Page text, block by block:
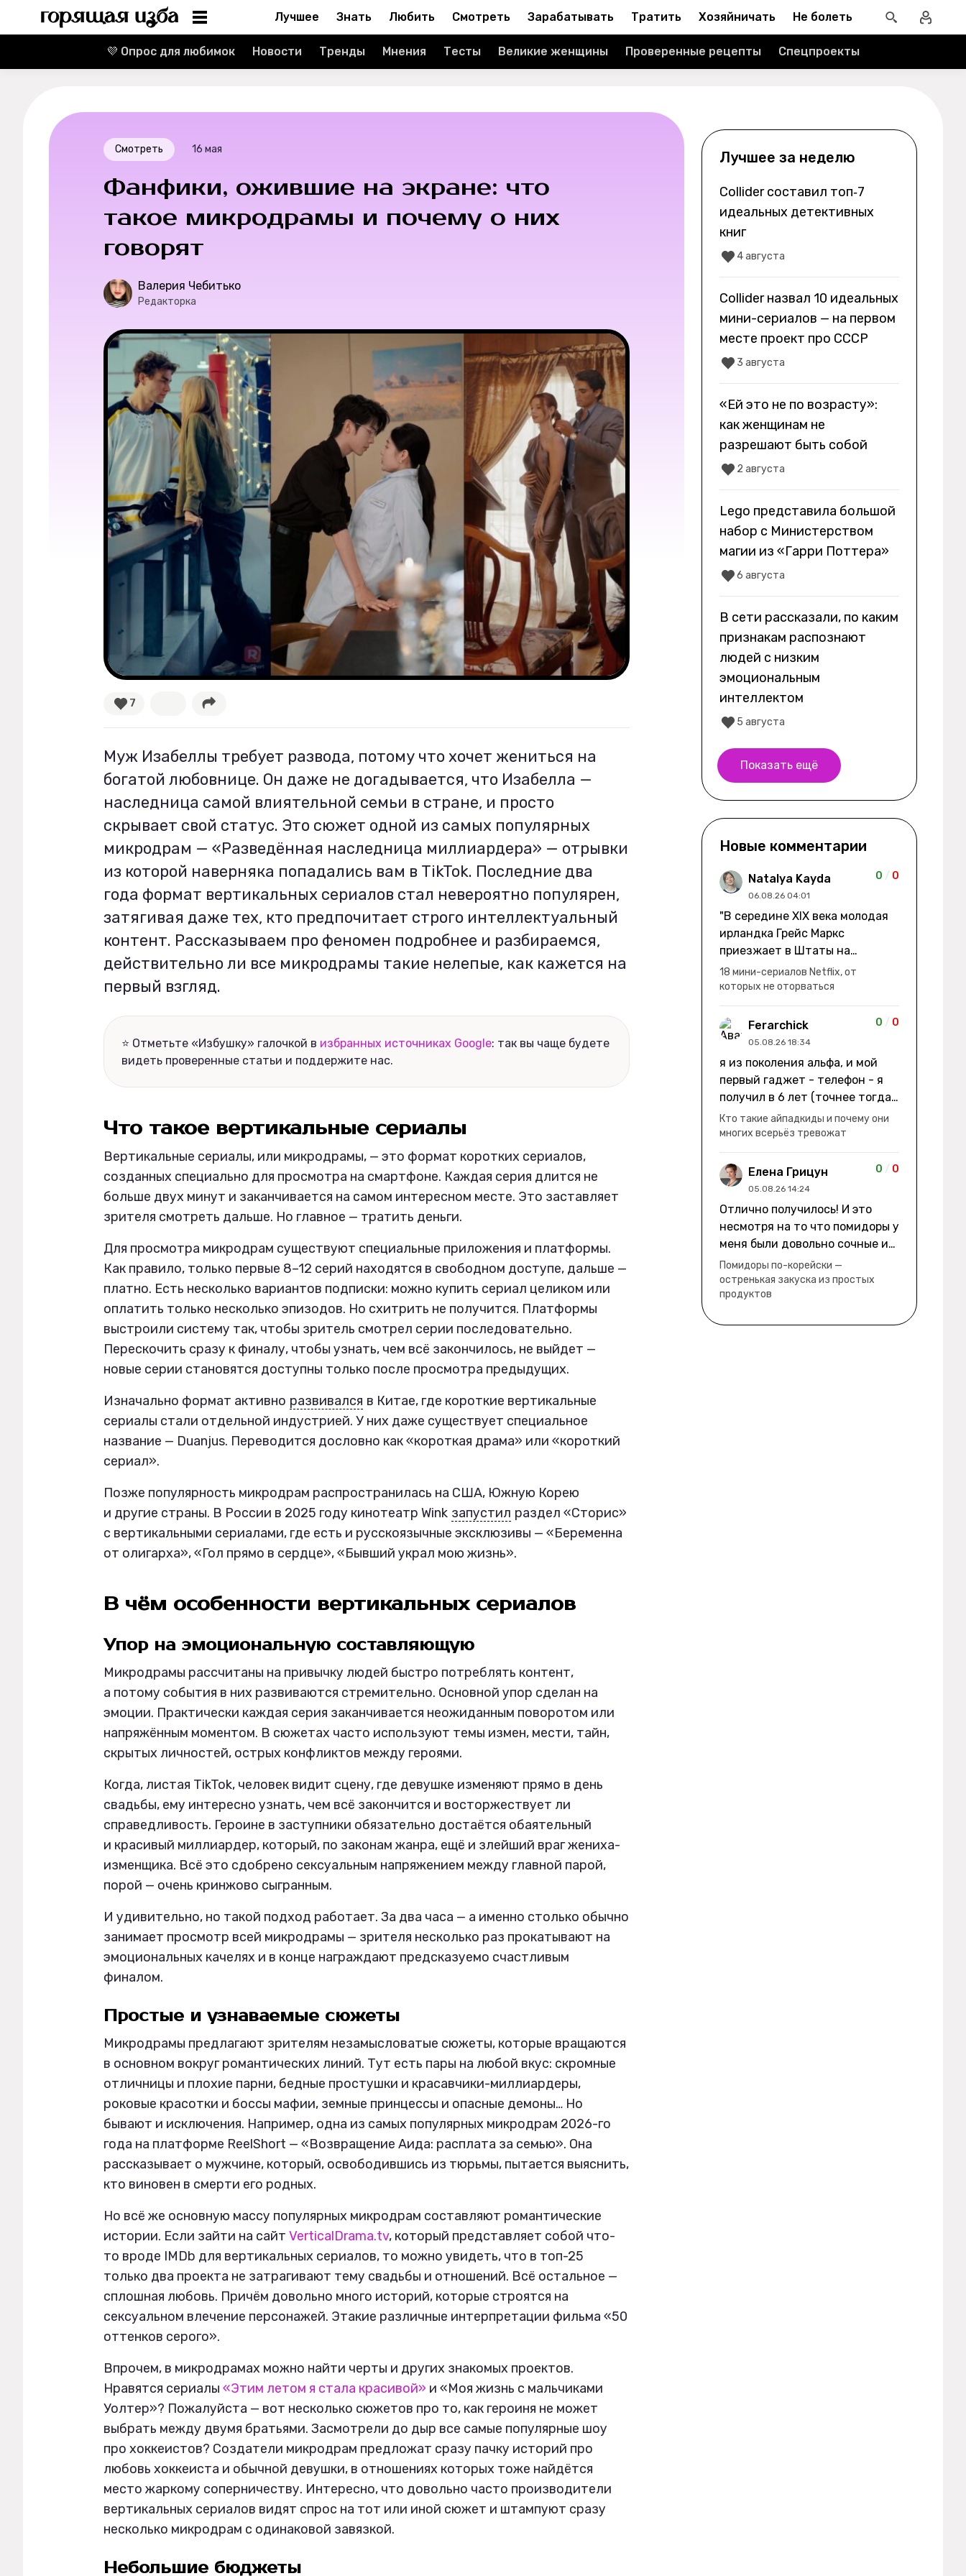
Реклама
О проекте
Секспросвет
Лучшее Знать Любить Смотреть Зарабатывать Тратить Хозяйничать Не болеть
💜 Опрос для любимок Новости Тренды Мнения Тесты Великие женщины Проверенные рецепты Спецпроекты
Смотреть 16 мая
Фанфики, ожившие на экране: что
такое микродрамы и почему о них
говорят
Валерия Чебитько
Редакторка
7
Муж Изабеллы требует развода, потому что хочет жениться на
богатой любовнице. Он даже не догадывается, что Изабелла —
наследница самой влиятельной семьи в стране, и просто
скрывает свой статус. Это сюжет одной из самых популярных
микродрам — «Разведённая наследница миллиардера» — отрывки
из которой наверняка попадались вам в TikTok. Последние два
года формат вертикальных сериалов стал невероятно популярен,
затягивая даже тех, кто предпочитает строго интеллектуальный
контент. Рассказываем про феномен подробнее и разбираемся,
действительно ли все микродрамы такие нелепые, как кажется на
первый взгляд.
⭐ Отметьте «Избушку» галочкой в избранных источниках Google: так вы чаще будете
видеть проверенные статьи и поддержите нас.
Что такое вертикальные сериалы
Вертикальные сериалы, или микродрамы, — это формат коротких сериалов,
созданных специально для просмотра на смартфоне. Каждая серия длится не
больше двух минут и заканчивается на самом интересном месте. Это заставляет
зрителя смотреть дальше. Но главное — тратить деньги.
Для просмотра микродрам существуют специальные приложения и платформы.
Как правило, только первые 8–12 серий находятся в свободном доступе, дальше —
платно. Есть несколько вариантов подписки: можно купить сериал целиком или
оплатить только несколько эпизодов. Но схитрить не получится. Платформы
выстроили систему так, чтобы зритель смотрел серии последовательно.
Перескочить сразу к финалу, чтобы узнать, чем всё закончилось, не выйдет —
новые серии становятся доступны только после просмотра предыдущих.
Изначально формат активно развивался в Китае, где короткие вертикальные
сериалы стали отдельной индустрией. У них даже существует специальное
название — Duanjus. Переводится дословно как «короткая драма» или «короткий
сериал».
Позже популярность микродрам распространилась на США, Южную Корею
и другие страны. В России в 2025 году кинотеатр Wink запустил раздел «Сторис»
с вертикальными сериалами, где есть и русскоязычные эксклюзивы — «Беременна
от олигарха», «Гол прямо в сердце», «Бывший украл мою жизнь».
В чём особенности вертикальных сериалов
Упор на эмоциональную составляющую
Микродрамы рассчитаны на привычку людей быстро потреблять контент,
а потому события в них развиваются стремительно. Основной упор сделан на
эмоции. Практически каждая серия заканчивается неожиданным поворотом или
напряжённым моментом. В сюжетах часто используют темы измен, мести, тайн,
скрытых личностей, острых конфликтов между героями.
Когда, листая TikTok, человек видит сцену, где девушке изменяют прямо в день
свадьбы, ему интересно узнать, чем всё закончится и восторжествует ли
справедливость. Героине в заступники обязательно достаётся обаятельный
и красивый миллиардер, который, по законам жанра, ещё и злейший враг жениха-
изменщика. Всё это сдобрено сексуальным напряжением между главной парой,
порой — очень кринжово сыгранным.
И удивительно, но такой подход работает. За два часа — а именно столько обычно
занимает просмотр всей микродрамы — зрителя несколько раз прокатывают на
эмоциональных качелях и в конце награждают предсказуемо счастливым
финалом.
Простые и узнаваемые сюжеты
Микродрамы предлагают зрителям незамысловатые сюжеты, которые вращаются
в основном вокруг романтических линий. Тут есть пары на любой вкус: скромные
отличницы и плохие парни, бедные простушки и красавчики-миллиардеры,
роковые красотки и боссы мафии, земные принцессы и опасные демоны… Но
бывают и исключения. Например, одна из самых популярных микродрам 2026-го
года на платформе ReelShort — «Возвращение Аида: расплата за семью». Она
рассказывает о мужчине, который, освободившись из тюрьмы, пытается выяснить,
кто виновен в смерти его родных.
Но всё же основную массу популярных микродрам составляют романтические
истории. Если зайти на сайт VerticalDrama.tv, который представляет собой что-
то вроде IMDb для вертикальных сериалов, то можно увидеть, что в топ-25
только два проекта не затрагивают тему свадьбы и отношений. Всё остальное —
сплошная любовь. Причём довольно много историй, которые строятся на
сексуальном влечение персонажей. Этакие различные интерпретации фильма «50
оттенков серого».
Впрочем, в микродрамах можно найти черты и других знакомых проектов.
Нравятся сериалы «Этим летом я стала красивой» и «Моя жизнь с мальчиками
Уолтер»? Пожалуйста — вот несколько сюжетов про то, как героиня не может
выбрать между двумя братьями. Засмотрели до дыр все самые популярные шоу
про хоккеистов? Создатели микродрам предложат сразу пачку историй про
любовь хоккеиста и обычной девушки, в отношениях которых тоже найдётся
место жаркому соперничеству. Интересно, что довольно часто производители
вертикальных сериалов видят спрос на тот или иной сюжет и штампуют сразу
несколько микродрам с одинаковой завязкой.
Небольшие бюджеты
Лучшее за неделю
Collider составил топ‑7
идеальных детективных
книг
4 августа
Collider назвал 10 идеальных
мини-сериалов — на первом
месте проект про СССР
3 августа
«Ей это не по возрасту»:
как женщинам не
разрешают быть собой
2 августа
Lego представила большой
набор с Министерством
магии из «Гарри Поттера»
6 августа
В сети рассказали, по каким
признакам распознают
людей с низким
эмоциональным
интеллектом
5 августа
Показать ещё
Новые комментарии
Natalya Kayda
06.08.26 04:01
0 / 0
"В середине XIX века молодая
ирландка Грейс Маркс
приезжает в Штаты на
заработки" не на заработки -
она иммигрирует с семьей и не
в США, а в Канаду "заниматься
сексом ради удовольствия, а
не для зачатия" - героиня уже
ее побега из общины. не в
первый раз замечаю такие
косяки. с ИИ пишете? :)
18 мини-сериалов Netflix, от
которых не оторваться
Ferarchick
05.08.26 18:34
0 / 0
я из поколения альфа, и мой
первый гаджет - телефон - я
получил в 6 лет (точнее тогда
мне уже было почти 7), потом
его отобрали и я просто
смотрел телик, потом мне
подарили ноутбук, который у
меня до сих пор. ну а в этом
уже другую модель т.к та была
старая и пароль я от него
забыл
Кто такие айпадкиды и почему они
многих всерьёз тревожат
Елена Грицун
05.08.26 14:24
0 / 0
Отлично получилось! И это
несмотря на то что помидоры у
меня были довольно сочные и
водянистые. Ну, зато теперь
полно острой салатной жижи ))
Помидоры по-корейски —
остренькая закуска из простых
продуктов